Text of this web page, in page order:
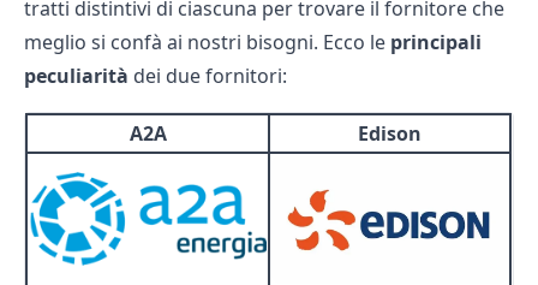
tratti distintivi di ciascuna per trovare il fornitore che
meglio si confà ai nostri bisogni. Ecco le principali
peculiarità dei due fornitori:
A2A Edison